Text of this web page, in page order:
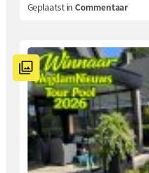
Geplaatst inCommentaar